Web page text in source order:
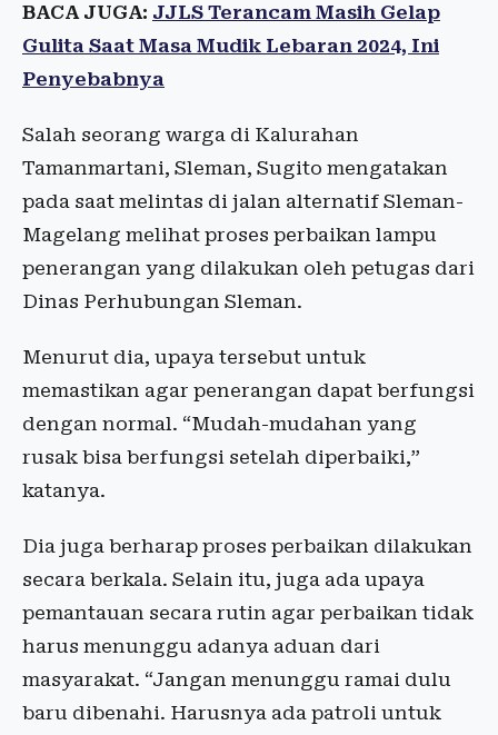
BACA JUGA: JJLS Terancam Masih Gelap
Gulita Saat Masa Mudik Lebaran 2024, Ini
Penyebabnya
Salah seorang warga di Kalurahan
Tamanmartani, Sleman, Sugito mengatakan
pada saat melintas di jalan alternatif Sleman-
Magelang melihat proses perbaikan lampu
penerangan yang dilakukan oleh petugas dari
Dinas Perhubungan Sleman.
Menurut dia, upaya tersebut untuk
memastikan agar penerangan dapat berfungsi
dengan normal. “Mudah-mudahan yang
rusak bisa berfungsi setelah diperbaiki,”
katanya.
Dia juga berharap proses perbaikan dilakukan
secara berkala. Selain itu, juga ada upaya
pemantauan secara rutin agar perbaikan tidak
harus menunggu adanya aduan dari
masyarakat. “Jangan menunggu ramai dulu
baru dibenahi. Harusnya ada patroli untuk